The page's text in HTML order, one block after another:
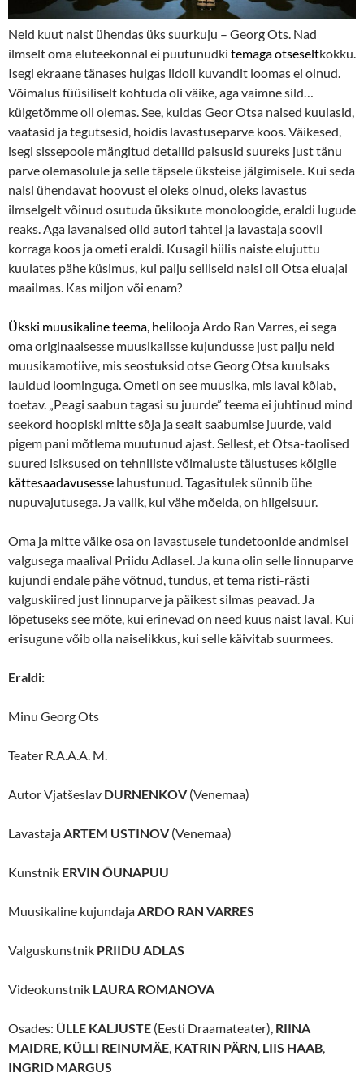
Neid kuut naist ühendas üks suurkuju – Georg Ots. Nad
ilmselt oma eluteekonnal ei puutunudki temaga otseseltkokku.
Isegi ekraane tänases hulgas iidoli kuvandit loomas ei olnud.
Võimalus füüsiliselt kohtuda oli väike, aga vaimne sild…
külgetõmme oli olemas. See, kuidas Geor Otsa naised kuulasid,
vaatasid ja tegutsesid, hoidis lavastuseparve koos. Väikesed,
isegi sissepoole mängitud detailid paisusid suureks just tänu
parve olemasolule ja selle täpsele üksteise jälgimisele. Kui seda
naisi ühendavat hoovust ei oleks olnud, oleks lavastus
ilmselgelt võinud osutuda üksikute monoloogide, eraldi lugude
reaks. Aga lavanaised olid autori tahtel ja lavastaja soovil
korraga koos ja ometi eraldi. Kusagil hiilis naiste elujuttu
kuulates pähe küsimus, kui palju selliseid naisi oli Otsa eluajal
maailmas. Kas miljon või enam?
Ükski muusikaline teema, helilooja Ardo Ran Varres, ei sega
oma originaalsesse muusikalisse kujundusse just palju neid
muusikamotiive, mis seostuksid otse Georg Otsa kuulsaks
lauldud loominguga. Ometi on see muusika, mis laval kõlab,
toetav. „Peagi saabun tagasi su juurde” teema ei juhtinud mind
seekord hoopiski mitte sõja ja sealt saabumise juurde, vaid
pigem pani mõtlema muutunud ajast. Sellest, et Otsa-taolised
suured isiksused on tehniliste võimaluste täiustuses kõigile
kättesaadavusesse lahustunud. Tagasitulek sünnib ühe
nupuvajutusega. Ja valik, kui vähe mõelda, on hiigelsuur.
Oma ja mitte väike osa on lavastusele tundetoonide andmisel
valgusega maalival Priidu Adlasel. Ja kuna olin selle linnuparve
kujundi endale pähe võtnud, tundus, et tema risti-rästi
valguskiired just linnuparve ja päikest silmas peavad. Ja
lõpetuseks see mõte, kui erinevad on need kuus naist laval. Kui
erisugune võib olla naiselikkus, kui selle käivitab suurmees.
Eraldi:
Minu Georg Ots
Teater R.A.A.A. M.
Autor Vjatšeslav DURNENKOV(Venemaa)
LavastajaARTEM USTINOV(Venemaa)
Kunstnik ERVIN ÕUNAPUU
Muusikaline kujundajaARDO RAN VARRES
Valguskunstnik PRIIDU ADLAS
Videokunstnik LAURA ROMANOVA
Osades: ÜLLE KALJUSTE (Eesti Draamateater), RIINA
MAIDRE, KÜLLI REINUMÄE, KATRIN PÄRN, LIIS HAAB,
INGRID MARGUS